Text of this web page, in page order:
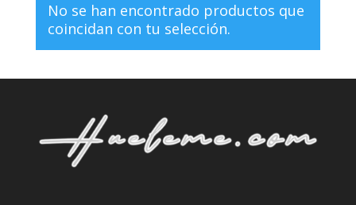
No se han encontrado productos que
coincidan con tu selección.